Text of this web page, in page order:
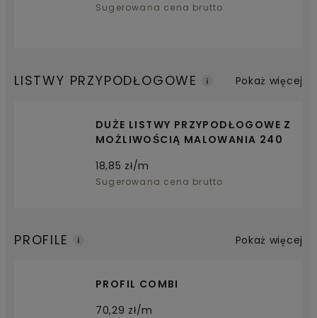
Sugerowana cena brutto
LISTWY PRZYPODŁOGOWE
DUŻE LISTWY PRZYPODŁOGOWE Z
MOŻLIWOŚCIĄ MALOWANIA 240
18,85 zł/m
Sugerowana cena brutto
Pokaż więcej
PROFILE
PROFIL COMBI
70,29 zł/m
Pokaż więcej